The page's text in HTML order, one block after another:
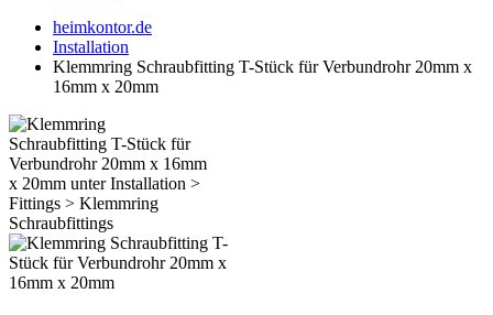
heimkontor.de
Installation
Klemmring Schraubfitting T-Stück für Verbundrohr 20mm x
16mm x 20mm